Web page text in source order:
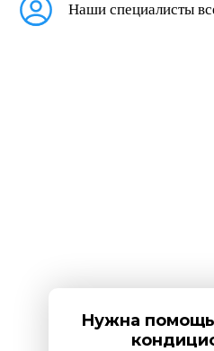
Наши специалисты
Нужна